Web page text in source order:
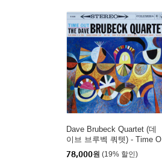
Dave Brubeck Quartet (데
이브 브루벡 쿼텟) - Time O
ut [LP]
78,000원 (19% 할인)